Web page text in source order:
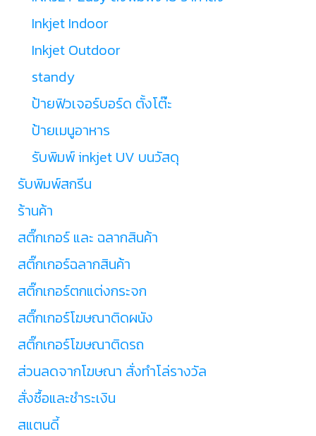
Inkjet Indoor
Inkjet Outdoor
standy
ป้ายฟิวเจอร์บอร์ด ตั้งโต๊ะ
ป้ายเมนูอาหาร
รับพิมพ์ inkjet UV บนวัสดุ
รับพิมพ์สกรีน
ร้านค้า
สติ๊กเกอร์ และ ฉลากสินค้า
สติ๊กเกอร์ฉลากสินค้า
สติ๊กเกอร์ตกแต่งกระจก
สติ๊กเกอร์โฆษณาติดผนัง
สติ๊กเกอร์โฆษณาติดรถ
ส่วนลดจากโฆษณา สั่งทำโล่รางวัล
สั่งซื้อและชำระเงิน
สแตนดี้